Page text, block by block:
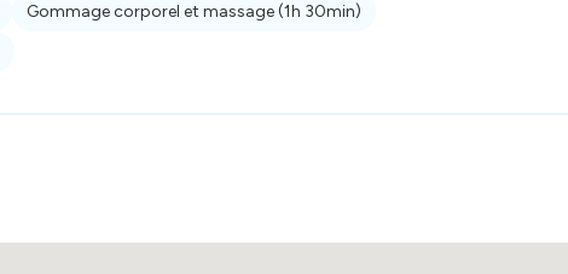
Gommage corporel et massage(1h 30min)